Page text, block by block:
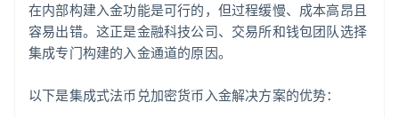
在内部构建入金功能是可行的，但过程缓慢、成本高昂且
容易出错。这正是金融科技公司、交易所和钱包团队选择
集成专门构建的入金通道的原因。
以下是集成式法币兑加密货币入金解决方案的优势：